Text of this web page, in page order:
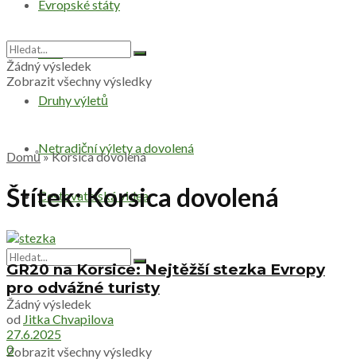
Evropské státy
Svět
Druhy výletů
Netradiční výlety a dovolená
Cestovatelská videa
Žádný výsledek
Zobrazit všechny výsledky
Žádný výsledek
Zobrazit všechny výsledky
Domů»Korsica dovolená
Štítek:Korsica dovolená
GR20 na Korsice: Nejtěžší stezka Evropy
pro odvážné turisty
od Jitka Chvapilova
27.6.2025
0